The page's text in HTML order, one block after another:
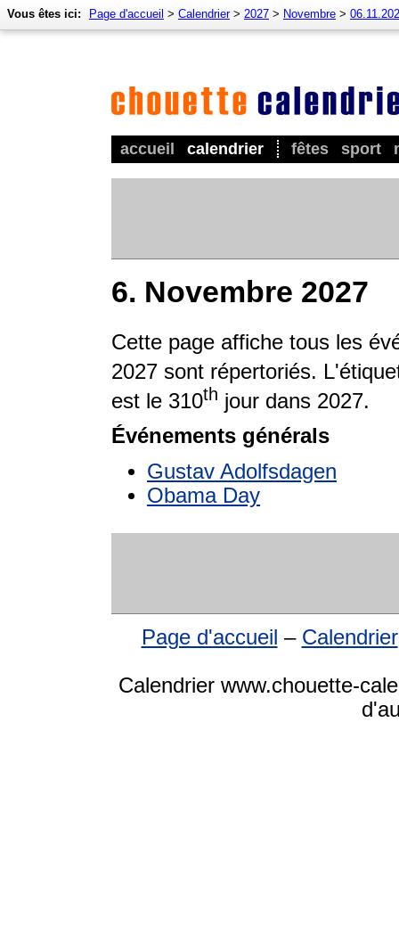
accueil calendrier fêtes sport
Vous êtes ici: Page d'accueil > Calendrier> 2027 > Novembre >
6. Novembre 2027
Cette page affiche tous les
2027 sont répertoriés.
est le 310th jour dans 2027.
Événements générals
Gustav Adolfsdagen
Obama Day
Page d'accueil – Calendrier
Calendrier www.chouette-